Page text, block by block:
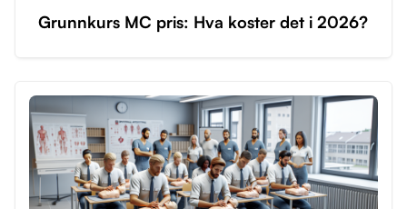
Grunnkurs MC pris: Hva koster det i 2026?